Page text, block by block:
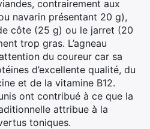
contrairement aux
navarin présentant 20 g),
côte (25 g) ou le jarret (20
trop gras. L’agneau
du coureur car sa
d’excellente qualité, du
et de la vitamine B12.
ont contribué à ce que la
attribue à la
toniques.